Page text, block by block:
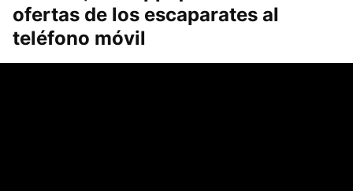
ofertas de los escaparates al
teléfono móvil